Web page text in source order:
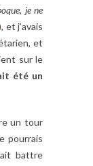
je ne
et j’avais
et
sur le
été un
un tour
pourrais
battre